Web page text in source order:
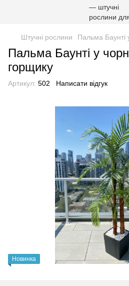
Штучні рослини Пальма Баунті
Пальма Баунті у
горщику
Артикул: 502 Написати відгук
Новинка